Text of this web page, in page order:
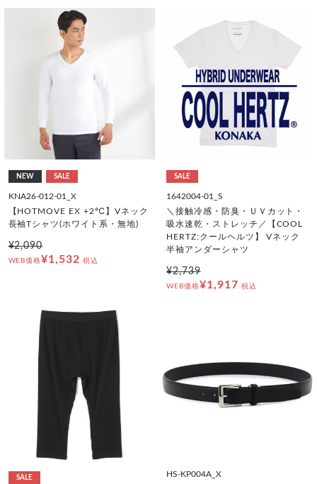
NEW SALE
KNA26-012-01_X
【HOTMOVE EX +2℃】Vネック
長袖Tシャツ(ホワイト系・無地)
¥2,090
WEB価格¥1,532 税込
SALE
1642004-01_S
＼接触冷感・防臭・ＵＶカット・
吸水速乾・ストレッチ／【COOL
HERTZ:クールヘルツ】 Vネック
半袖アンダーシャツ
¥2,739
WEB価格¥1,917 税込
SALE
HS-KP004A_X